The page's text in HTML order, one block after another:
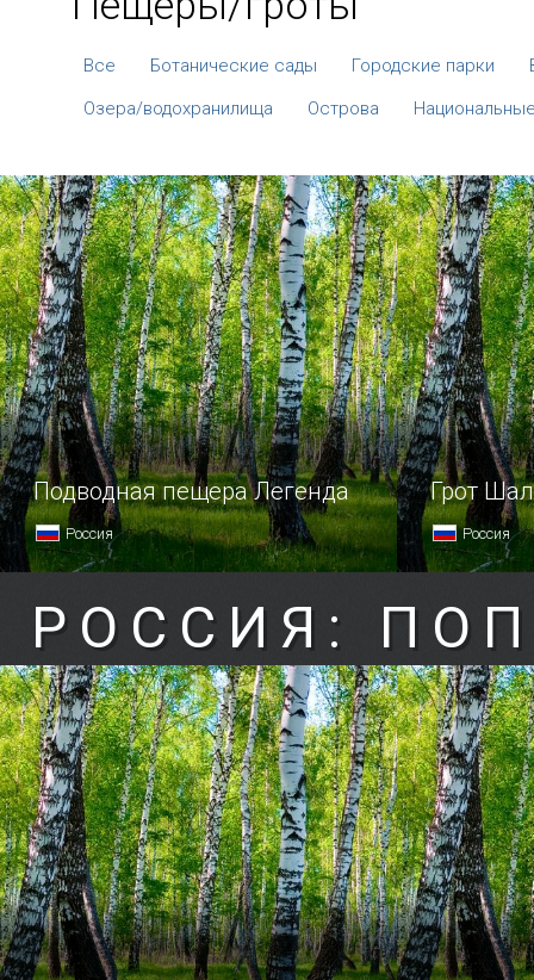
Все Ботанические сады Городские парки
Озера/водохранилища
Острова
Подводная пещера Легенда
Россия
Грот
Россия
РОССИЯ: